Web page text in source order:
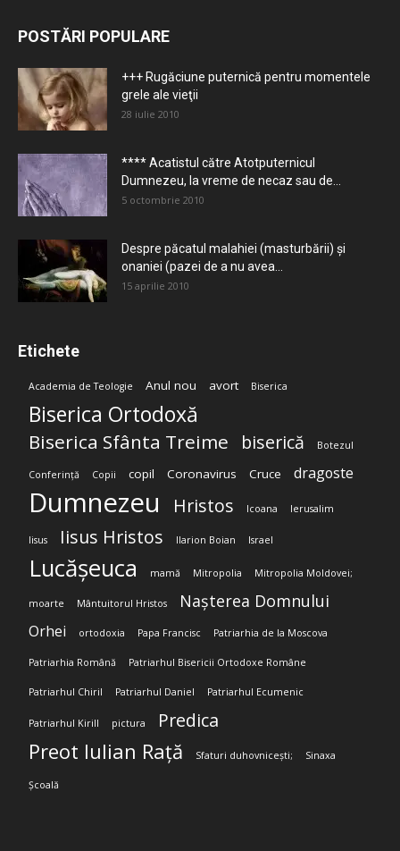
POSTĂRI POPULARE
+++ Rugăciune puternică pentru momentele
grele ale vieţii
28 iulie 2010
**** Acatistul către Atotputernicul
Dumnezeu, la vreme de necaz sau de...
5 octombrie 2010
Despre păcatul malahiei (masturbării) şi
onaniei (pazei de a nu avea...
15 aprilie 2010
Etichete
Academia de Teologie Anul nou avort Biserica
Biserica Ortodoxă
Biserica Sfânta Treime biserică Botezul
Conferință Copii copil Coronavirus Cruce dragoste
Dumnezeu Hristos Icoana Ierusalim
Iisus Iisus Hristos Ilarion Boian Israel
Lucășeuca mamă Mitropolia Mitropolia Moldovei;
moarte Mântuitorul Hristos Nașterea Domnului
Orhei ortodoxia Papa Francisc Patriarhia de la Moscova
Patriarhia Română Patriarhul Bisericii Ortodoxe Române
Patriarhul Chiril Patriarhul Daniel Patriarhul Ecumenic
Patriarhul Kirill pictura Predica
Preot Iulian Rață Sfaturi duhovnicești; Sinaxa
Școală